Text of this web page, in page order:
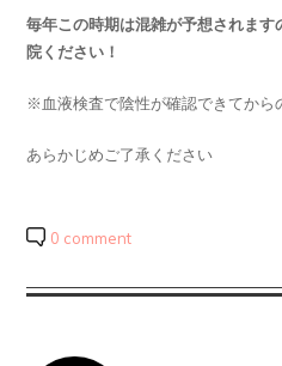
毎年この時期は混雑が予想されま
院ください！
※血液検査で陰性が確認できてから
あらかじめご了承ください
0 comment